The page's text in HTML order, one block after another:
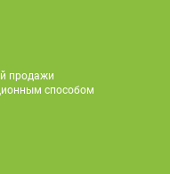
продажи
способом